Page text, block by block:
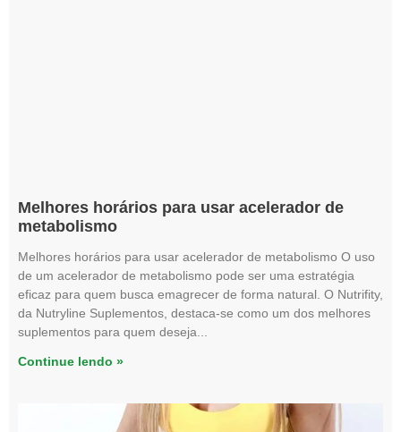
Melhores horários para usar acelerador de
metabolismo
Melhores horários para usar acelerador de metabolismo O uso
de um acelerador de metabolismo pode ser uma estratégia
eficaz para quem busca emagrecer de forma natural. O Nutrifity,
da Nutryline Suplementos, destaca-se como um dos melhores
suplementos para quem deseja
Continue lendo »